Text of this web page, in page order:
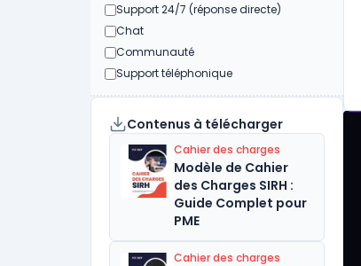
Support 24/7 (réponse directe)
Chat
Communauté
Support téléphonique
Contenus à télécharger
Cahier des charges
Modèle de Cahier
des Charges SIRH :
Guide Complet pour
PME
Cahier des charges